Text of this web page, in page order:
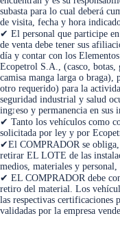
subasta para lo cual deberá
de visita, fecha y hora
✔ El personal que participe
de venta debe tener sus
día y contar con los
Ecopetrol S.A., (casco, botas,
camisa manga larga o
otro requerido) para la
seguridad industrial y salud
ingreso y permanencia en sus
✔ Tanto los vehículos como
solicitada por ley y por
✔El COMPRADOR se obliga,
retirar EL LOTE de las
medios, materiales y
✔ EL COMPRADOR debe
retiro del material. Los
las respectivas certificaciones
validadas por la empresa
<